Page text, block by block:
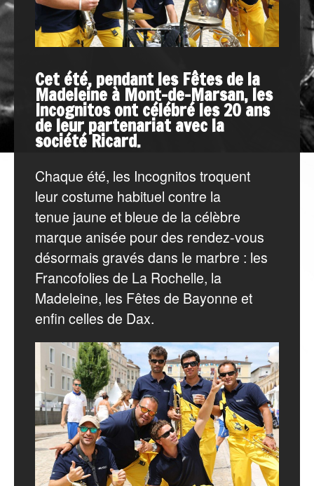
Cet été, pendant les Fêtes de la
Madeleine à Mont-de-Marsan, les
Incognitos ont célébré les 20 ans
de leur partenariat avec la
société Ricard.
Chaque été, les Incognitos troquent
leur costume habituel contre la
tenue jaune et bleue de la célèbre
marque anisée pour des rendez-vous
désormais gravés dans le marbre : les
Francofolies de La Rochelle, la
Madeleine, les Fêtes de Bayonne et
enfin celles de Dax.